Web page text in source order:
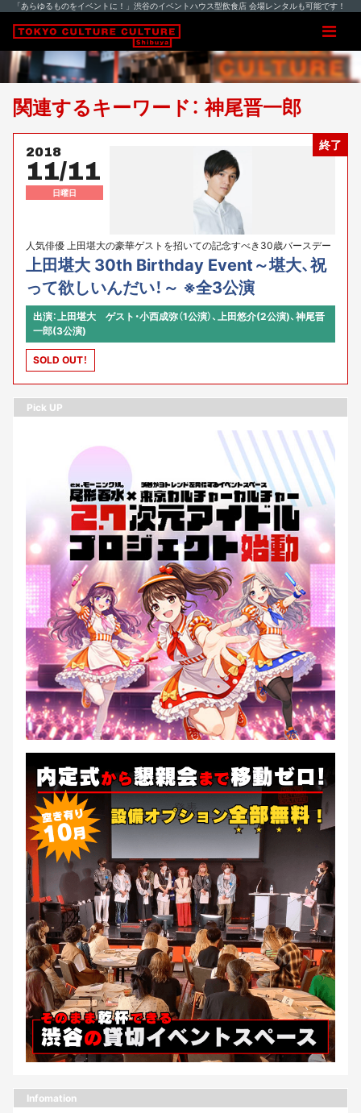
「あらゆるものをイベントに！」渋谷のイベントハウス型飲食店 会場レンタルも可能です！
関連するキーワード： 神尾晋一郎
終了
2018
11/11
日曜日
人気俳優 上田堪大の豪華ゲストを招いての記念すべき30歳バースデー
イベント連続3公演
上田堪大 30th Birthday Event～堪大、祝
って欲しいんだい！～ ※全3公演
出演：上田堪大 ゲスト・小西成弥（1公演）、上田悠介(2公演)、神尾晋
一郎(3公演)
SOLD OUT！
Pick UP
Infomation